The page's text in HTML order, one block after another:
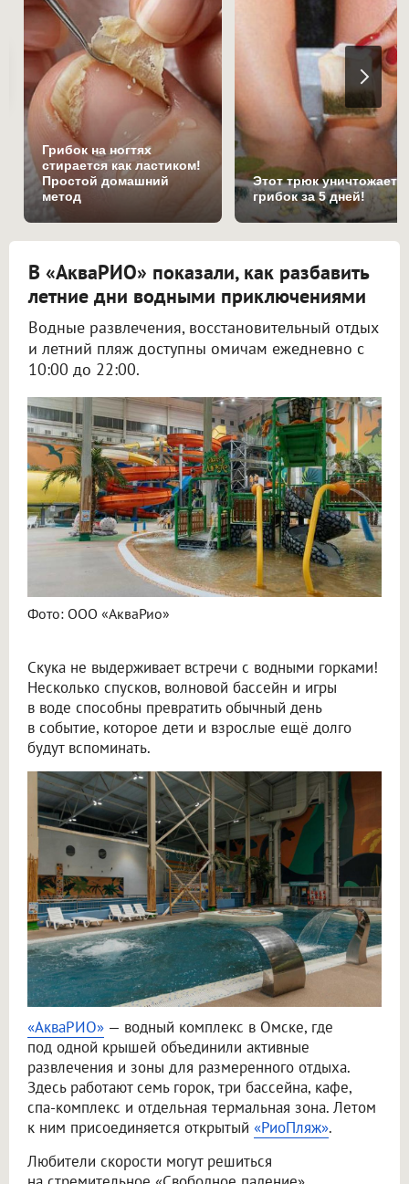
Грибок на ногтях
стирается как ластиком!
Простой домашний
метод
Этот трюк уничтожает
грибок за 5 дней!
В «АкваРИО» показали, как разбавить
летние дни водными приключениями
Водные развлечения, восстановительный отдых
и летний пляж доступны омичам ежедневно с
10:00 до 22:00.
Фото: ООО «АкваРио»
Скука не выдерживает встречи с водными горками!
Несколько спусков, волновой бассейн и игры
в воде способны превратить обычный день
в событие, которое дети и взрослые ещё долго
будут вспоминать.
«АкваРИО» — водный комплекс в Омске, где
под одной крышей объединили активные
развлечения и зоны для размеренного отдыха.
Здесь работают семь горок, три бассейна, кафе,
спа-комплекс и отдельная термальная зона. Летом
к ним присоединяется открытый «РиоПляж».
Любители скорости могут решиться